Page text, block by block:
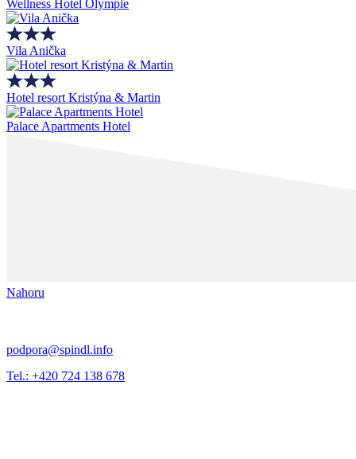
Wellness Hotel Olympie
Vila Anička
Hotel resort Kristýna & Martin
Palace Apartments Hotel
Nahoru
podpora@spindl.info
Tel.: +420 724 138 678